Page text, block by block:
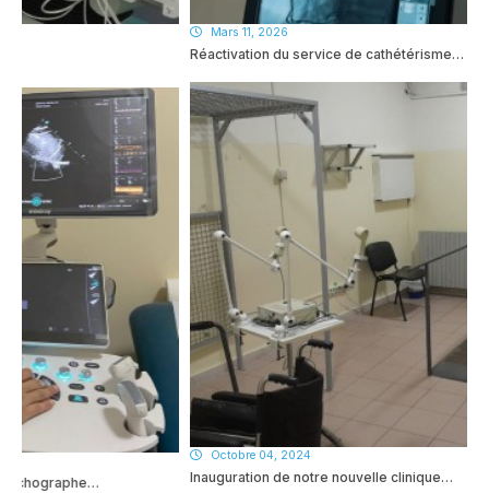
Mars 11, 2026
Réactivation du service de cathétérisme…
Octobre 04, 2024
Inauguration de notre nouvelle clinique…